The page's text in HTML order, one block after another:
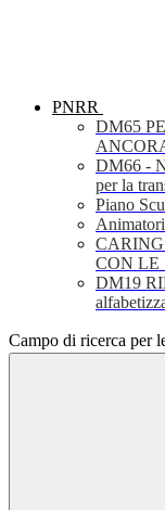
PNRR
DM65
DM66 -
per la
Piano
CON LE
DM19
Campo di ricerca per